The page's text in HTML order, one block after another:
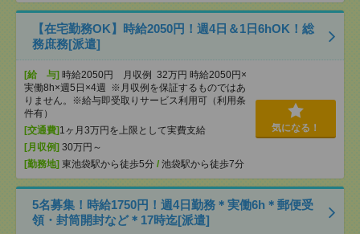
【在宅勤務OK】時給2050円！週4日＆1日6hOK！総
務庶務[派遣]
[給 与] 時給2050円 月収例 32万円 時給2050円×
実働8h×週5日×4週 ※月収例を保証するものではあ
りません。※給与即受取りサービス利用可（利用条
件有）
[交通費]1ヶ月3万円を上限として実費支給
[月収例] 30万円～
[勤務地] 東池袋駅から徒歩5分 / 池袋駅から徒歩7分
気になる！
5名募集！時給1750円！週4日勤務＊実働6h＊郵便受
領・封筒開封など＊17時迄[派遣]